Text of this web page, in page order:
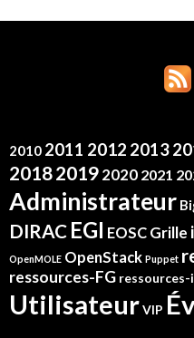
2010 2011 2012 2013
20182019 2020 2021
Administrateur
DIRAC EGI EOSC Grille
OpenMOLE OpenStack Puppet
ressources-FG ressources-
UtilisateurVIP